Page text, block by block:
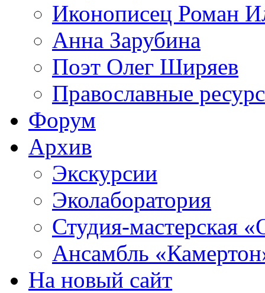
Иконописец Роман
Анна Зарубина
Поэт Олег Ширяев
Православные
Форум
Архив
Экскурсии
Эколаборатория
Студия-мастерская
Ансамбль
На новый сайт